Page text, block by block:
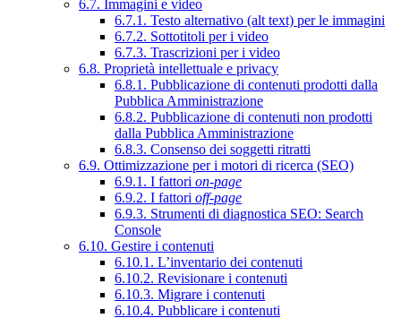
6.7. Immagini e video
6.7.1. Testo alternativo (alt text) per le immagini
6.7.2. Sottotitoli per i video
6.7.3. Trascrizioni per i video
6.8. Proprietà intellettuale e privacy
6.8.1. Pubblicazione di contenuti prodotti dalla
Pubblica Amministrazione
6.8.2. Pubblicazione di contenuti non prodotti
dalla Pubblica Amministrazione
6.8.3. Consenso dei soggetti ritratti
6.9. Ottimizzazione per i motori di ricerca (SEO)
6.9.1. I fattori on-page
6.9.2. I fattori off-page
6.9.3. Strumenti di diagnostica SEO: Search
Console
6.10. Gestire i contenuti
6.10.1. L’inventario dei contenuti
6.10.2. Revisionare i contenuti
6.10.3. Migrare i contenuti
6.10.4. Pubblicare i contenuti